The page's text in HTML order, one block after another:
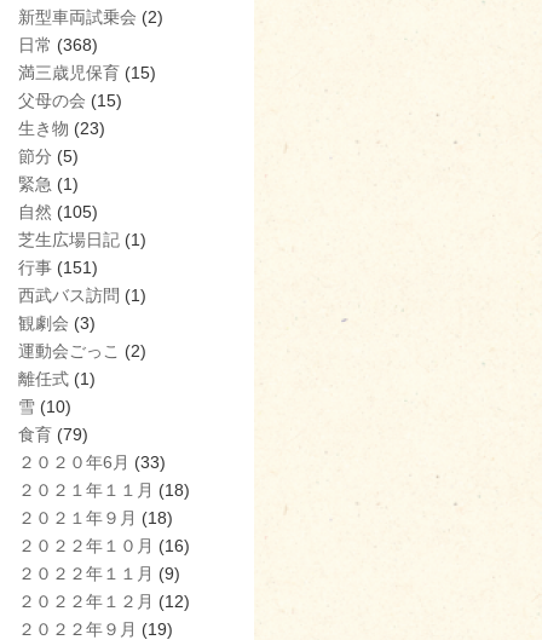
新型車両試乗会 (2)
日常 (368)
満三歳児保育 (15)
父母の会 (15)
生き物 (23)
節分 (5)
緊急 (1)
自然 (105)
芝生広場日記 (1)
行事 (151)
西武バス訪問 (1)
観劇会 (3)
運動会ごっこ (2)
離任式 (1)
雪 (10)
食育 (79)
２０２０年6月 (33)
２０２１年１１月 (18)
２０２１年９月 (18)
２０２２年１０月 (16)
２０２２年１１月 (9)
２０２２年１２月 (12)
２０２２年９月 (19)